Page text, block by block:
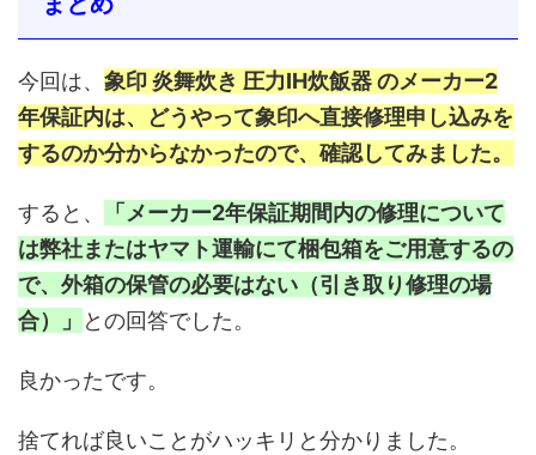
今回は、 象印 炎舞炊き 圧力IH炊飯器 のメーカー2
年保証内は、どうやって象印へ直接修理申し込みを
するのか分からなかったので、確認してみました。
すると、
「メーカー2年保証期間内の修理について
は弊社またはヤマト運輸にて梱包箱をご用意するの
で、外箱の保管の必要はない（引き取り修理の場
合）」
との回答でした。
良かったです。
捨てれば良いことがハッキリと分かりました。